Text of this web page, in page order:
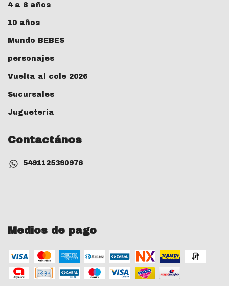
4 a 8 años
10 años
Mundo BEBES
personajes
Vuelta al cole 2026
Sucursales
Jugueteria
Contactános
5491125390976
Medios de pago